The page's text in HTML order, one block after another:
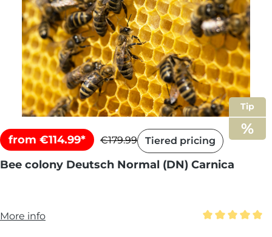
Tip
from €114.99* €179.99 Tiered pricing
Bee colony Deutsch Normal (DN) Carnica
More info